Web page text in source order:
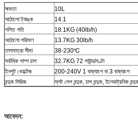
ক্ষমতা
10L
আঠালো ট্যাঙ্ক
14:1
গলিত গতি
18.1KG (40lb/h)
আঠালো পরিমাণ
13.7KG 30lb/h
তাপমাত্রা সীমা
38-230℃
সর্বাধিক পাম্প চাপ
32.7KG 72 পাউন্ড/ঘণ্টা
ইনপুট ভোল্টেজ
200-240V 1 বাক্যাংশ বা 3 বাক্যাংশ
বন্দুক সিরিজ
স্লট লেপ বন্দুক, চাপ বন্দুক, ইলেকট্রনিক
আবেদন: